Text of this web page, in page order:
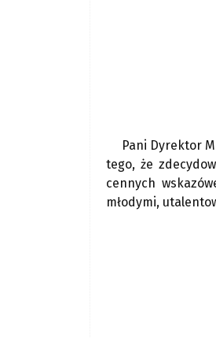
Pani Dyrektor
tego, że
cennych
młodymi,